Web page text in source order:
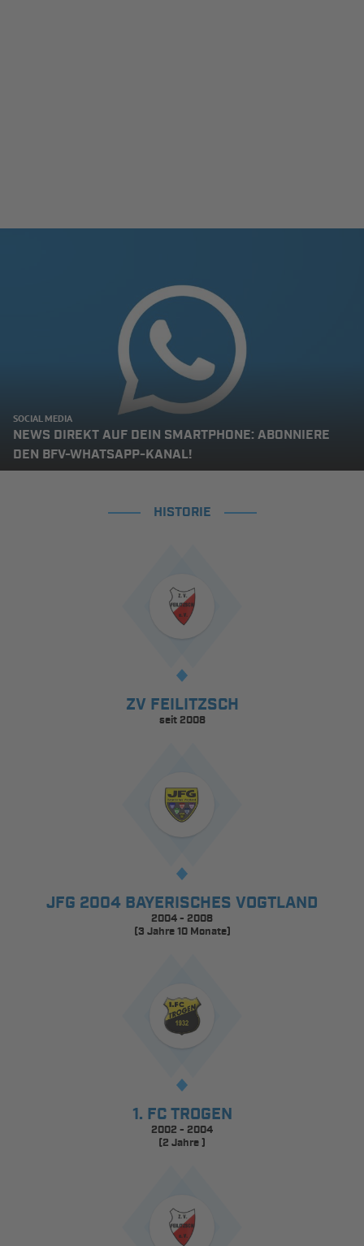
SOCIAL MEDIA
NEWS DIREKT AUF DEIN SMARTPHONE: ABONNIERE
DEN BFV-WHATSAPP-KANAL!
HISTORIE
ZV FEILITZSCH
seit 2008
JFG 2004 BAYERISCHES VOGTLAND
2004 - 2008
(3 Jahre 10 Monate)
1. FC TROGEN
2002 - 2004
(2 Jahre )